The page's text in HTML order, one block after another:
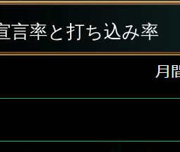
言率と打ち込み率